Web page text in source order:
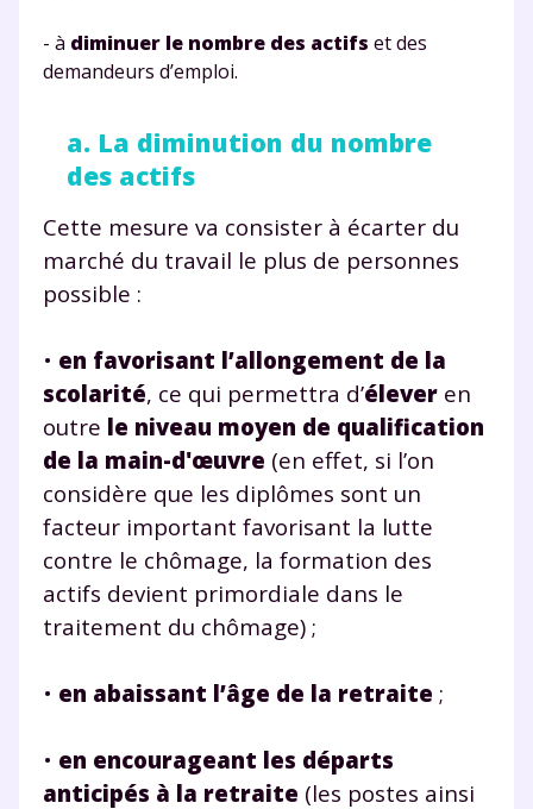
- à diminuer le nombre des actifs et des
demandeurs d’emploi.
a. La diminution du nombre
des actifs
Cette mesure va consister à écarter du
marché du travail le plus de personnes
possible :
• en favorisant l’allongement de la
scolarité, ce qui permettra d’élever en
outre le niveau moyen de qualification
de la main-d'œuvre (en effet, si l’on
considère que les diplômes sont un
facteur important favorisant la lutte
contre le chômage, la formation des
actifs devient primordiale dans le
traitement du chômage) ;
• en abaissant l’âge de la retraite ;
• en encourageant les départs
anticipés à la retraite (les postes ainsi